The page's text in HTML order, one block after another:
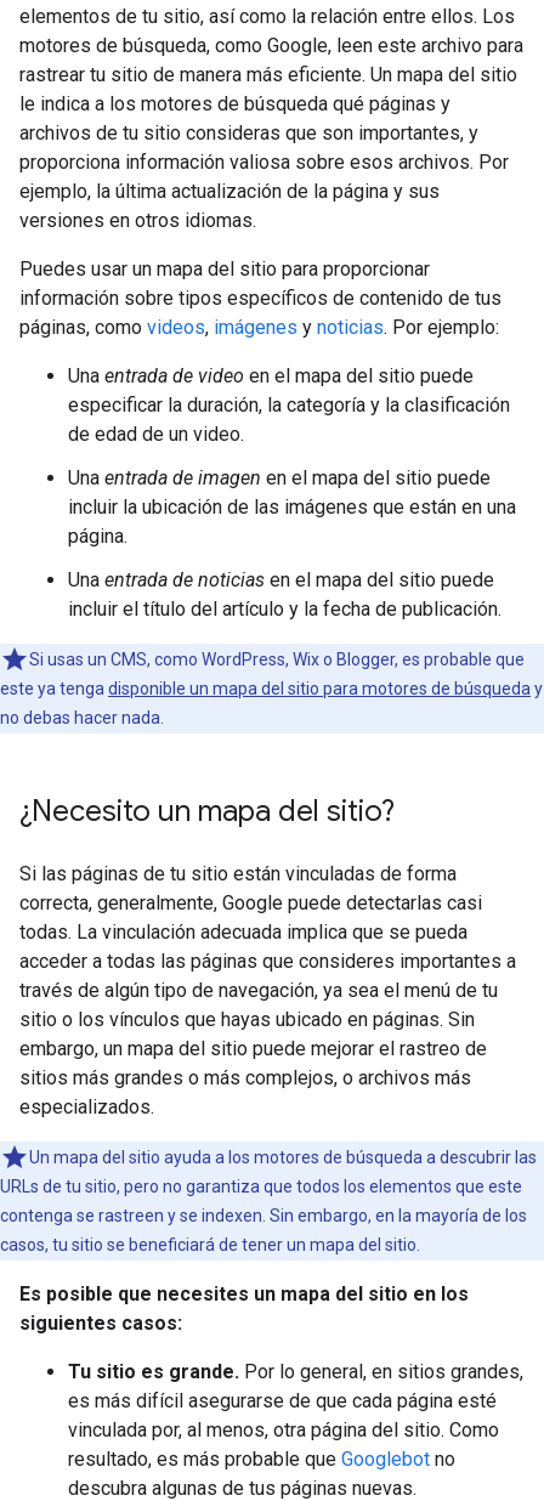
elementos de tu sitio, así como la relación entre ellos. Los
motores de búsqueda, como Google, leen este archivo para
rastrear tu sitio de manera más eficiente. Un mapa del sitio
le indica a los motores de búsqueda qué páginas y
archivos de tu sitio consideras que son importantes, y
proporciona información valiosa sobre esos archivos. Por
ejemplo, la última actualización de la página y sus
versiones en otros idiomas.
Puedes usar un mapa del sitio para proporcionar
información sobre tipos específicos de contenido de tus
páginas, como videos, imágenes y noticias. Por ejemplo:
Una entrada de video en el mapa del sitio puede
especificar la duración, la categoría y la clasificación
de edad de un video.
Una entrada de imagen en el mapa del sitio puede
incluir la ubicación de las imágenes que están en una
página.
Una entrada de noticias en el mapa del sitio puede
incluir el título del artículo y la fecha de publicación.
Si usas un CMS, como WordPress, Wix o Blogger, es probable que
este ya tenga disponible un mapa del sitio para motores de búsqueda y
no debas hacer nada.
¿Necesito un mapa del sitio?
Si las páginas de tu sitio están vinculadas de forma
correcta, generalmente, Google puede detectarlas casi
todas. La vinculación adecuada implica que se pueda
acceder a todas las páginas que consideres importantes a
través de algún tipo de navegación, ya sea el menú de tu
sitio o los vínculos que hayas ubicado en páginas. Sin
embargo, un mapa del sitio puede mejorar el rastreo de
sitios más grandes o más complejos, o archivos más
especializados.
Un mapa del sitio ayuda a los motores de búsqueda a descubrir las
URLs de tu sitio, pero no garantiza que todos los elementos que este
contenga se rastreen y se indexen. Sin embargo, en la mayoría de los
casos, tu sitio se beneficiará de tener un mapa del sitio.
Es posible que necesites un mapa del sitio en los
siguientes casos:
Tu sitio es grande. Por lo general, en sitios grandes,
es más difícil asegurarse de que cada página esté
vinculada por, al menos, otra página del sitio. Como
resultado, es más probable que Googlebot no
descubra algunas de tus páginas nuevas.